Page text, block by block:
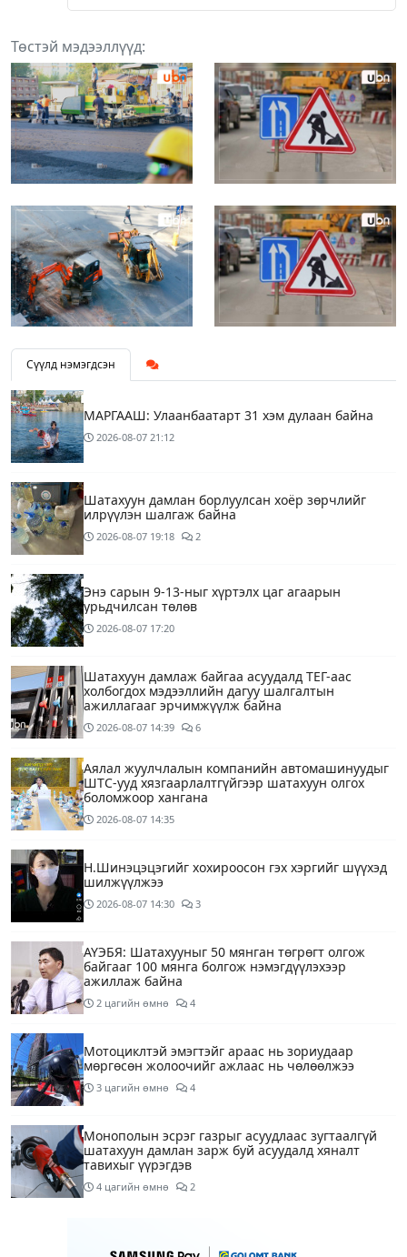
Төстэй мэдээллүүд:
Сүүлд нэмэгдсэн
МАРГААШ: Улаанбаатарт 31 хэм дулаан байна
2026-08-07 21:12
Шатахуун дамлан борлуулсан хоёр зөрчлийг
илрүүлэн шалгаж байна
2026-08-07 19:18 2
Энэ сарын 9-13-ныг хүртэлх цаг агаарын
урьдчилсан төлөв
2026-08-07 17:20
Шатахуун дамлаж байгаа асуудалд ТЕГ-аас
холбогдох мэдээллийн дагуу шалгалтын
ажиллагааг эрчимжүүлж байна
2026-08-07 14:39 6
Аялал жуулчлалын компанийн автомашинуудыг
ШТС-ууд хязгаарлалтгүйгээр шатахуун олгох
боломжоор хангана
2026-08-07 14:35
Н.Шинэцэцэгийг хохироосон гэх хэргийг шүүхэд
шилжүүлжээ
2026-08-07 14:30 3
АҮЭБЯ: Шатахууныг 50 мянган төгрөгт олгож
байгааг 100 мянга болгож нэмэгдүүлэхээр
ажиллаж байна
2 цагийн өмнө 4
Мотоциклтэй эмэгтэйг араас нь зориудаар
мөргөсөн жолоочийг ажлаас нь чөлөөлжээ
3 цагийн өмнө 4
Монополын эсрэг газрыг асуудлаас зугтаалгүй
шатахуун дамлан зарж буй асуудалд хяналт
тавихыг үүрэгдэв
4 цагийн өмнө 2
настай охиныг 7 дахь өдрөө хайж байна